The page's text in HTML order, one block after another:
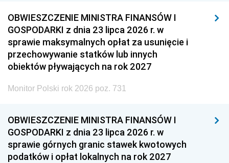
OBWIESZCZENIE MINISTRA FINANSÓW I
GOSPODARKI z dnia 23 lipca 2026 r. w
sprawie maksymalnych opłat za usunięcie i
przechowywanie statków lub innych
obiektów pływających na rok 2027
Monitor Polski rok 2026 poz. 731
OBWIESZCZENIE MINISTRA FINANSÓW I
GOSPODARKI z dnia 23 lipca 2026 r. w
sprawie górnych granic stawek kwotowych
podatków i opłat lokalnych na rok 2027